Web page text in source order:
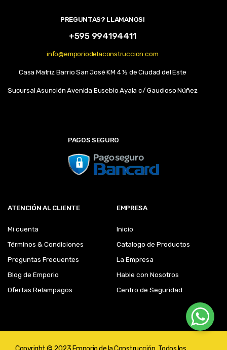
PREGUNTAS? LLAMANOS!
+595 994194411
info@emporiodelaconstruccion.com
Casa Matriz Barrio San José KM 4 ½ de Ciudad del Este
Sucursal Asunción Avenida Eusebio Ayala c/ Gaudioso Núñez
PAGOS SEGURO
ATENCIÓN AL CLIENTE
Mi cuenta
Términos & Condiciones
Preguntas Frecuentes
Blog de Emporio
Ofertas Relampagos
EMPRESA
Inicio
Catalogo de Productos
La Empresa
Hable con Nosotros
Centro de Seguridad